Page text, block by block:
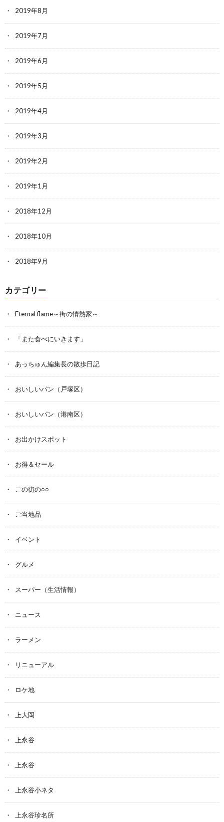
2019年8月
2019年7月
2019年6月
2019年5月
2019年4月
2019年3月
2019年2月
2019年1月
2018年12月
2018年10月
2018年9月
カテゴリー
Eternal flame～街の情熱家～
「また食べにいきます」
あっちゅん編集長の散歩日記
おいしいパン（戸塚区）
おいしいパン（港南区）
お出かけスポット
お得＆セール
この街の○○
ご当地品
イベント
グルメ
スーパー（生活情報）
ニュース
ラーメン
リニューアル
ロケ地
上大岡
上永谷
上永谷
上永谷小ネタ
上永谷珍名所